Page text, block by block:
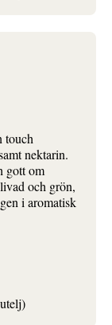
touch
nektarin.
gott om
och grön,
i aromatisk